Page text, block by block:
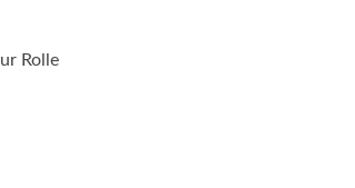
Rolle